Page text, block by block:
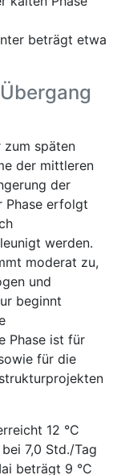
beträgt etwa
zum späten
der mittleren
der
Phase erfolgt
werden.
moderat zu,
und
beginnt
Phase ist für
für die
12 °C
7,0 Std./Tag
beträgt 9 °C